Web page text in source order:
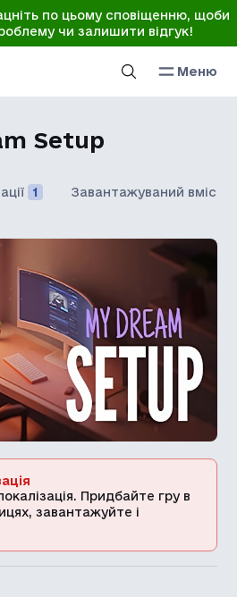
по цьому сповіщенню, щоби
чи залишити відгук!
Меню
Setup
1 Завантажуваний вміст
Придбайте гру в
завантажуйте і